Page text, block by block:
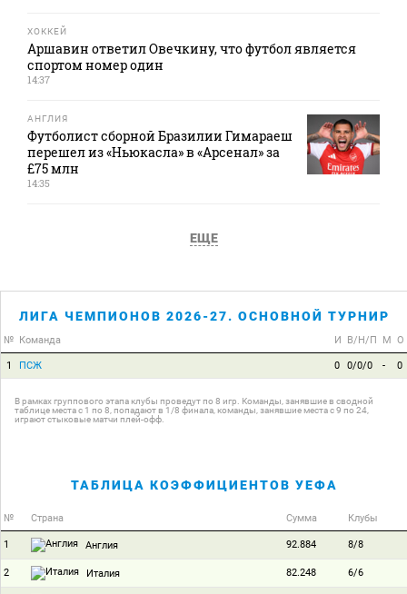
ХОККЕЙ
Аршавин ответил Овечкину, что футбол является
спортом номер один
14:37
АНГЛИЯ
Футболист сборной Бразилии Гимараеш
перешел из «Ньюкасла» в «Арсенал» за
£75 млн
14:35
ЕЩЕ
ЛИГА ЧЕМПИОНОВ 2026-27. ОСНОВНОЙ ТУРНИР
№ Команда И В/Н/П М О
1 ПСЖ 0 0/0/0 - 0
В рамках группового этапа клубы проведут по 8 игр. Команды, занявшие в сводной
таблице места с 1 по 8, попадают в 1/8 финала, команды, занявшие места с 9 по 24,
играют стыковые матчи плей-офф.
ТАБЛИЦА КОЭФФИЦИЕНТОВ УЕФА
№ Страна Сумма Клубы
1 Англия 92.884 8/8
2 Италия 82.248 6/6